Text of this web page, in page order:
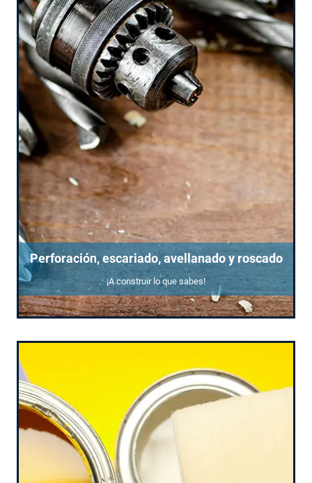
Perforación, escariado, avellanado y roscado
¡A construir lo que sabes!